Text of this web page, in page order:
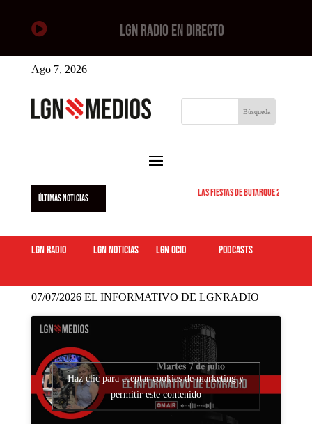
 LGN RADIO EN DIRECTO
Ago 7, 2026
ÚLTIMAS NOTICIAS Las Fiestas de Butarque 2026
LGN Radio LGN Noticias LGN ocio podcasts
07/07/2026 EL INFORMATIVO DE LGNRADIO
Haz clic para aceptar cookies de marketing y
permitir este contenido